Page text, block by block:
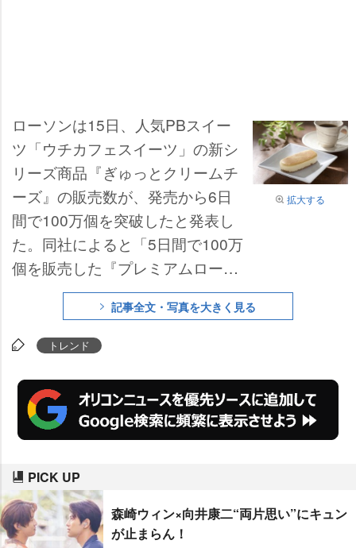
拡大する
ローソンは15日、人気PBスイー
ツ「ウチカフェスイーツ」の新シ
リーズ商品『ぎゅっとクリームチ
ーズ』の販売数が、発売から6日
間で100万個を突破したと発表し
た。同社によると「5日間で100万
個を販売した『プレミアムロール
ケーキ』に次ぐ記録」で、2010年
2月に発売された『プレミアムチ
ョコロールケーキ』の“7日で100
記事全文・写真を大きく見る
トレンド
PICK UP
森崎ウィン×向井康二“両片思い”にキュン
が止まらん！